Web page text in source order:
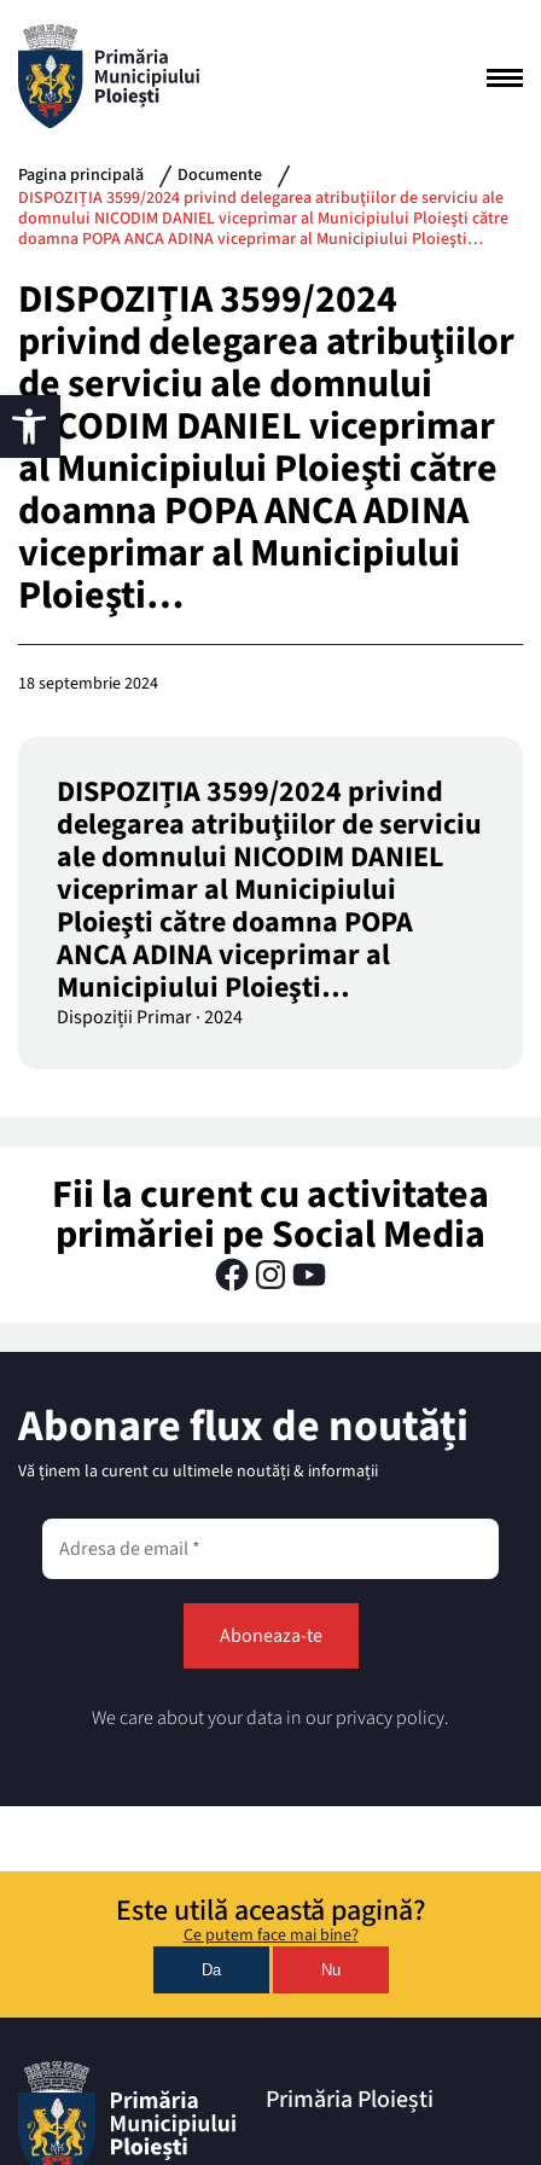
Pagina principală
Documente
DISPOZIȚIA 3599/2024 privind delegarea atribuţiilor de serviciu ale
domnului NICODIM DANIEL viceprimar al Municipiului Ploieşti către
doamna POPA ANCA ADINA viceprimar al Municipiului Ploieşti…
DISPOZIȚIA 3599/2024
privind delegarea atribuţiilor
de serviciu ale domnului
NICODIM DANIEL viceprimar
al Municipiului Ploieşti către
doamna POPA ANCA ADINA
viceprimar al Municipiului
Ploieşti…
18 septembrie 2024
DISPOZIȚIA 3599/2024 privind
delegarea atribuţiilor de serviciu
ale domnului NICODIM DANIEL
viceprimar al Municipiului
Ploieşti către doamna POPA
ANCA ADINA viceprimar al
Municipiului Ploieşti…
Dispoziții Primar·2024
Fii la curent cu activitatea
primăriei pe Social Media
Abonare flux de noutăți
Vă ținem la curent cu ultimele noutăți & informații
We care about your data in our privacy policy.
Este utilă această pagină?
Ce putem face mai bine?
Da Nu
Primăria Ploiești